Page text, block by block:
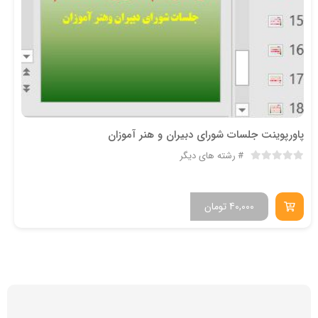
پاورپوینت جلسات شورای دبیران و هنر آموزان
رشته های دیگر
تومان40,000